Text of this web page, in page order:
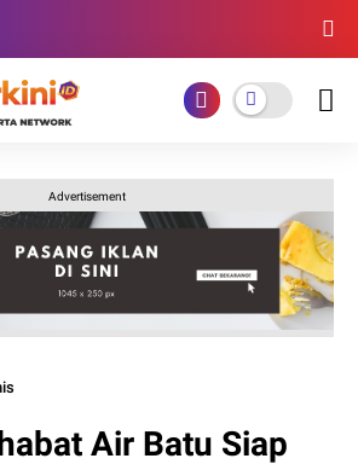
Advertisement
Air Batu Siap